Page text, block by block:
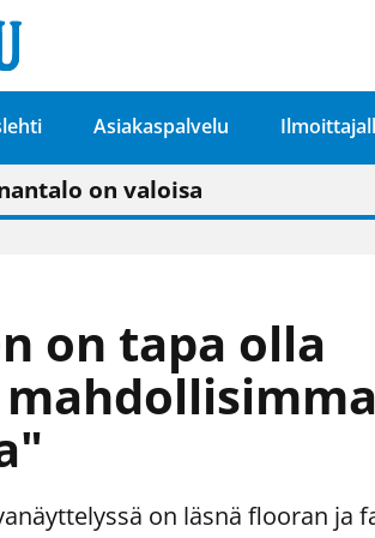
Asiakaspalvelu
pitäisi näkyä hieman
on valoisa
uudelleen
elämään omavaraisemmin
on tapa olla
on läsnä flooran ja